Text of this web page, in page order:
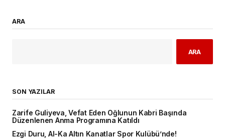
ARA
ARA
SON YAZILAR
Zarife Guliyeva, Vefat Eden Oğlunun Kabri Başında
Düzenlenen Anma Programına Katıldı
Ezgi Duru, Al-Ka Altın Kanatlar Spor Kulübü’nde!